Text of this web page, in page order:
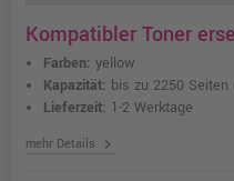
Kompatibler Toner
Farben: yellow
Kapazität: bis zu 2250 Seiten
Lieferzeit: 1-2 Werktage
mehr Details chevron_right